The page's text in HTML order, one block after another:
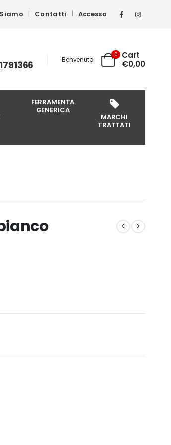
Contatti Accesso
Benvenuto
0
Cart
€0,00
FERRAMENTA
GENERICA
MARCHI
TRATTATI